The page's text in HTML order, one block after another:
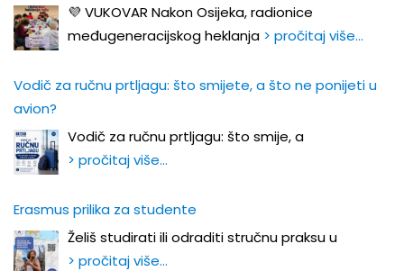
💜 VUKOVAR Nakon Osijeka, radionice
međugeneracijskog heklanja > pročitaj više…
Vodič za ručnu prtljagu: što smijete, a što ne ponijeti u
avion?
Vodič za ručnu prtljagu: što smije, a
> pročitaj više…
Erasmus prilika za studente
Želiš studirati ili odraditi stručnu praksu u
> pročitaj više…